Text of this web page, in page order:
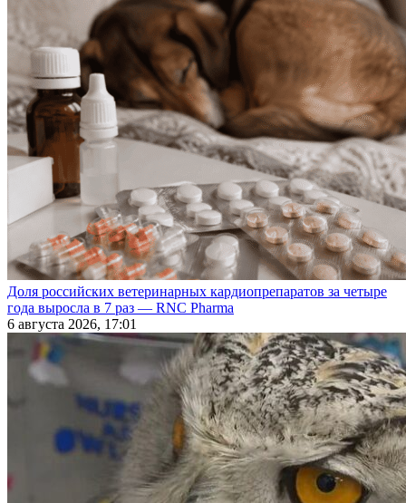
Доля российских ветеринарных кардиопрепаратов за четыре
года выросла в 7 раз — RNC Pharma
6 августа 2026, 17:01